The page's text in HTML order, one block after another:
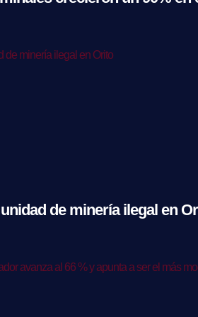
de minería ilegal en